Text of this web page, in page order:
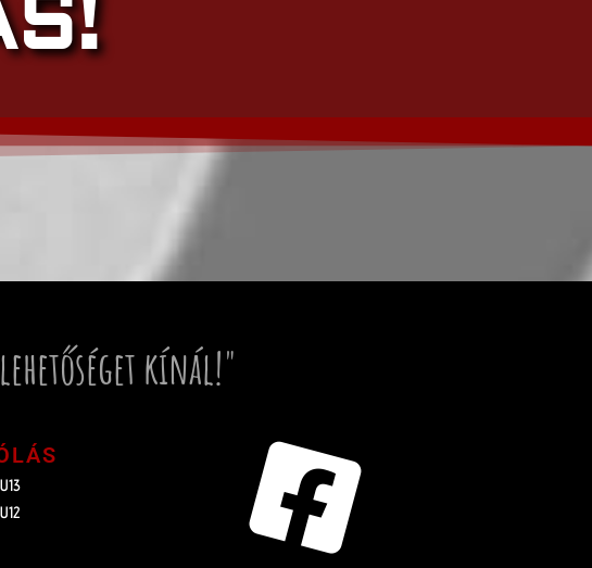
kínál!"